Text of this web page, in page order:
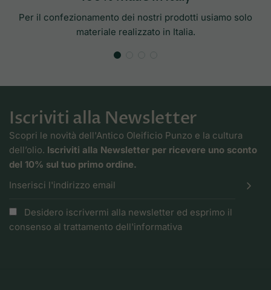
Per il confezionamento dei nostri prodotti usiamo solo
materiale realizzato in Italia.
Iscriviti alla Newsletter
Scopri le novità dell'Antico Oleificio Punzo e la cultura
dell’olio. Iscriviti alla Newsletter per ricevere uno sconto
del 10% sul tuo primo ordine.
Desidero iscrivermi alla newsletter ed esprimo il
consenso al trattamento dell'informativa